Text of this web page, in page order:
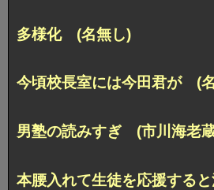
多様化 (名無し)
今頃校長室には今田君が (
男塾の読みすぎ (市川海老
本腰入れて生徒を応援する